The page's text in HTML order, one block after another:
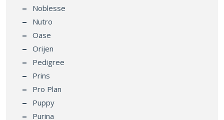
Noblesse
Nutro
Oase
Orijen
Pedigree
Prins
Pro Plan
Puppy
Purina